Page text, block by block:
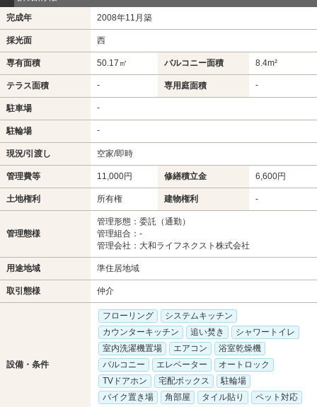
完成年 2008年11月築
採光面 西
専有面積 50.17㎡ バルコニー面積 8.4m²
テラス面積 - 専用庭面積 -
駐車場 -
駐輪場 -
現況/引渡し 空家/即時
管理費等 11,000円 修繕積立金 6,600円
土地権利 所有権 建物権利 -
管理態様
管理形態：委託（通勤）
管理組合：-
管理会社：大和ライフネクスト株式会社
用途地域 準住居地域
取引態様 仲介
設備・条件
フローリング
システムキッチン
カウンターキッチン
追い焚き
シャワートイレ
室内洗濯機置場
エアコン
浴室乾燥機
バルコニー
エレベーター
オートロック
TVドアホン
宅配ボックス
駐輪場
バイク置き場
角部屋 タイル貼り
ペット対応